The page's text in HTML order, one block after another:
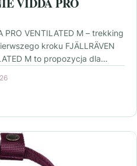
PRO VENTILATED M – trekking
kroku FJÄLLRÄVEN
M to propozycja dla…